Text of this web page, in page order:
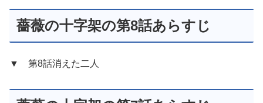
薔薇の十字架の第8話あらすじ
▼ 第8話消えた二人